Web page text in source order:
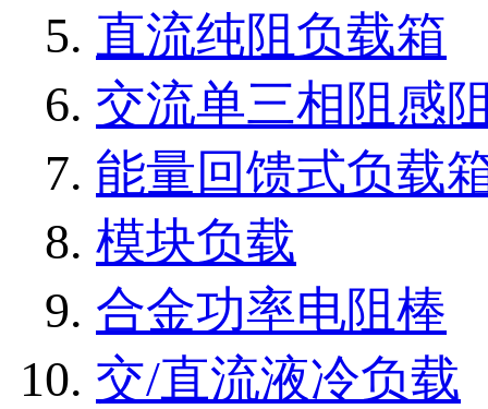
直流纯阻负载箱
交流单三相阻感
能量回馈式负载
模块负载
合金功率电阻棒
交/直流液冷负载